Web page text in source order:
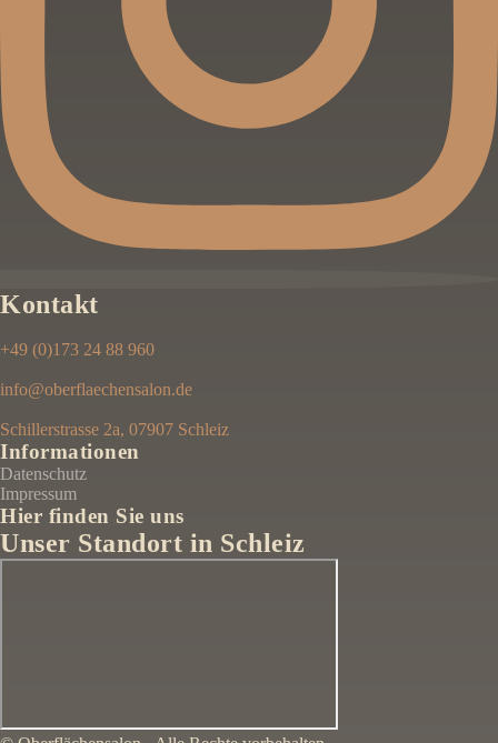
Kontakt
+49 (0)173 24 88 960
info@oberflaechensalon.de
Schillerstrasse 2a, 07907 Schleiz
Informationen
Datenschutz
Impressum
Hier finden Sie uns
Unser Standort in Schleiz